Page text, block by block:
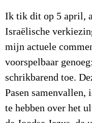
Ik tik dit op 5 april,
Israëlische
mijn actuele
voorspelbaar
schrikbarend toe.
Pasen samenvallen,
te hebben over het